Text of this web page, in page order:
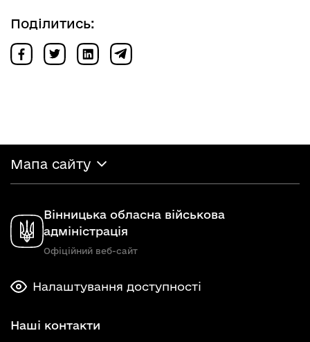
Поділитись:
Мапа сайту
Вінницька обласна військова
адміністрація
Офіційний веб-сайт
Налаштування доступності
Наші контакти